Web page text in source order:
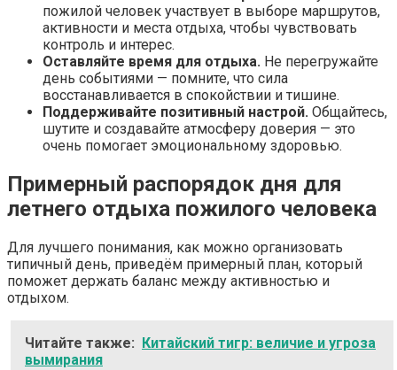
пожилой человек участвует в выборе маршрутов,
активности и места отдыха, чтобы чувствовать
контроль и интерес.
Оставляйте время для отдыха. Не перегружайте
день событиями — помните, что сила
восстанавливается в спокойствии и тишине.
Поддерживайте позитивный настрой. Общайтесь,
шутите и создавайте атмосферу доверия — это
очень помогает эмоциональному здоровью.
Примерный распорядок дня для
летнего отдыха пожилого человека
Для лучшего понимания, как можно организовать
типичный день, приведём примерный план, который
поможет держать баланс между активностью и
отдыхом.
Читайте также:
Китайский тигр: величие и угроза
вымирания